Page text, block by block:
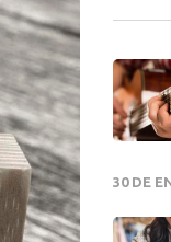
30 DE